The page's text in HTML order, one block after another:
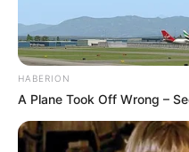
HABERION
A Plane Took Off Wrong –